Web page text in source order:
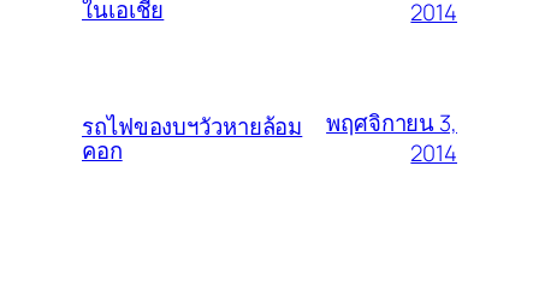
ในเอเชีย
2014
รถไฟของบฯวัวหายล้อม
คอก
พฤศจิกายน 3,
2014